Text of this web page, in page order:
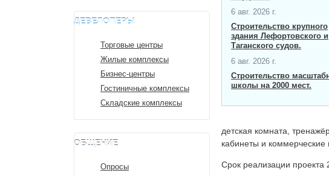
ДЕВЕЛОПЕРЫ
Торговые центры
Жилые комплексы
Бизнес-центры
Гостиничные комплексы
Складские комплексы
ОБЩЕНИЕ
Опросы
6 авг. 2026 г.
Строительство крупного
здания Лефортовского и
Таганского судов.
6 авг. 2026 г.
Строительство
школы на 2000 мест​.
детская комната,
кабинеты и
Срок реализации проекта